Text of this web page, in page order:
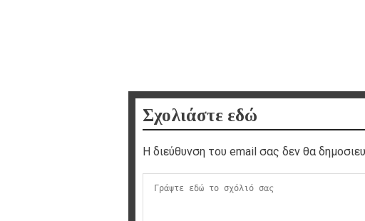
Σχολιάστε εδώ
Η διεύθυνση του email σας δεν θα